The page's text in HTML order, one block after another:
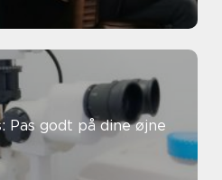
Pas godt på dine øjne